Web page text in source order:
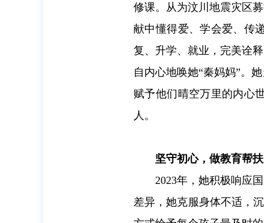
修课。从为汶川地震灾区
献中懂得爱、学会爱、传
复、升学、就业，完美诠
自内心地唤她“秦妈妈”。
赋予他们晴空万里的内心
人。
坚守初心，做教育帮
2023年，她积极响应
差异，她克服身体不适，